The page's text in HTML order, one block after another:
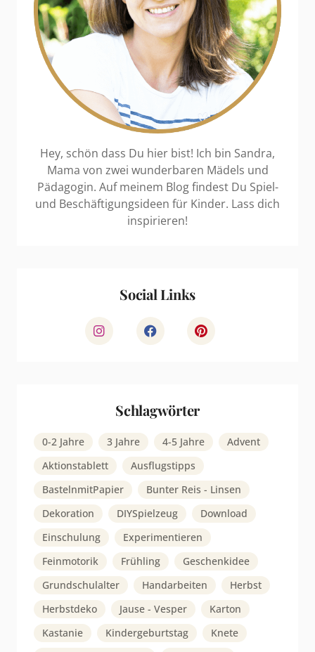
Hey, schön dass Du hier bist! Ich bin Sandra,
Mama von zwei wunderbaren Mädels und
Pädagogin. Auf meinem Blog findest Du Spiel-
und Beschäftigungsideen für Kinder. Lass dich
inspirieren!
Social Links
Schlagwörter
0-2 Jahre 3 Jahre 4-5 Jahre
Advent
Aktionstablett
Ausflugstipps
BastelnmitPapier
Bunter Reis - Linsen
Dekoration
DIYSpielzeug
Download
Einschulung
Experimentieren
Feinmotorik
Frühling
Geschenkidee
Grundschulalter
Handarbeiten
Herbst
Herbstdeko
Jause - Vesper
Karton
Kastanie
Kindergeburtstag
Knete